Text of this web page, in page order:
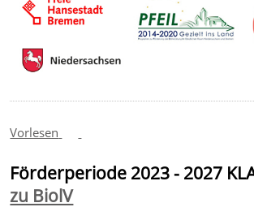
Vorlesen
Förderperiode 2023 - 2027
zu BiolV